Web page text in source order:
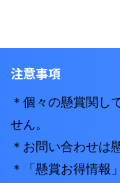
注意事項
＊個々の懸賞関し
せん。
＊お問い合わせは
＊「懸賞お得情報